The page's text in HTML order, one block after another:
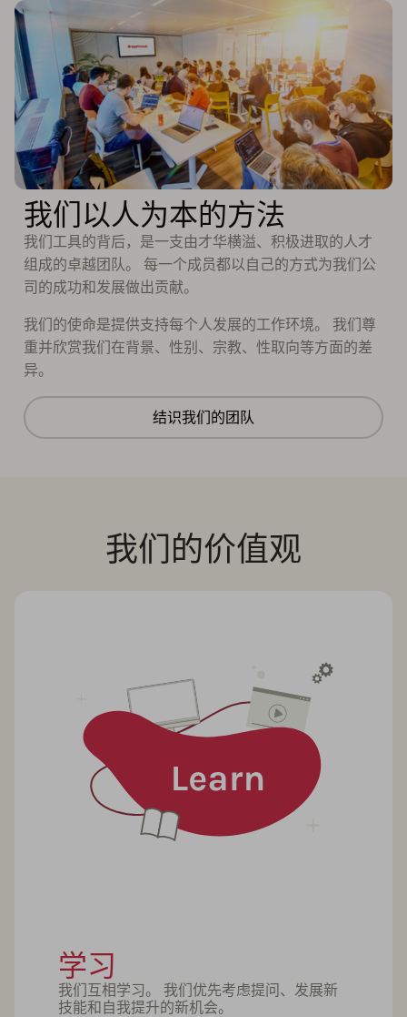
我们以人为本的方法
我们工具的背后，是一支由才华横溢、积极进取的人才
组成的卓越团队。 每一个成员都以自己的方式为我们公
司的成功和发展做出贡献。
我们的使命是提供支持每个人发展的工作环境。 我们尊
重并欣赏我们在背景、性别、宗教、性取向等方面的差
异。
结识我们的团队
我们的价值观
学习
我们互相学习。 我们优先考虑提问、发展新
技能和自我提升的新机会。